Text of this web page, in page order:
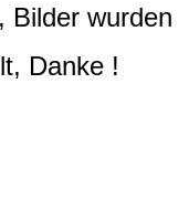
Bilder wurden
Danke !